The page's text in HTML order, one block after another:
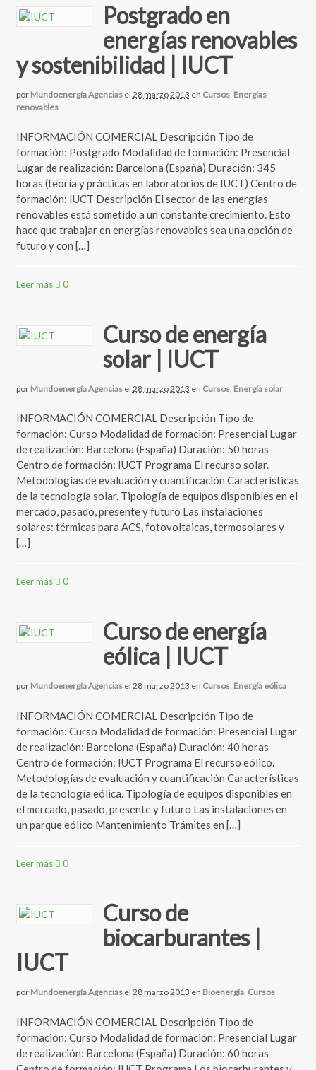
Postgrado en
energías renovables
y sostenibilidad | IUCT
por Mundoenergía Agencias el 28 marzo 2013 en Cursos, Energías
renovables
INFORMACIÓN COMERCIAL Descripción Tipo de
formación: Postgrado Modalidad de formación: Presencial
Lugar de realización: Barcelona (España) Duración: 345
horas (teoría y prácticas en laboratorios de IUCT) Centro de
formación: IUCT Descripción El sector de las energías
renovables está sometido a un constante crecimiento. Esto
hace que trabajar en energías renovables sea una opción de
futuro y con […]
Leer más 0
Curso de energía
solar | IUCT
por Mundoenergía Agencias el 28 marzo 2013 en Cursos, Energía solar
INFORMACIÓN COMERCIAL Descripción Tipo de
formación: Curso Modalidad de formación: Presencial Lugar
de realización: Barcelona (España) Duración: 50 horas
Centro de formación: IUCT Programa El recurso solar.
Metodologías de evaluación y cuantificación Características
de la tecnología solar. Tipología de equipos disponibles en el
mercado, pasado, presente y futuro Las instalaciones
solares: térmicas para ACS, fotovoltaicas, termosolares y
[…]
Leer más 0
Curso de energía
eólica | IUCT
por Mundoenergía Agencias el 28 marzo 2013 en Cursos, Energía eólica
INFORMACIÓN COMERCIAL Descripción Tipo de
formación: Curso Modalidad de formación: Presencial Lugar
de realización: Barcelona (España) Duración: 40 horas
Centro de formación: IUCT Programa El recurso eólico.
Metodologías de evaluación y cuantificación Características
de la tecnología eólica. Tipología de equipos disponibles en
el mercado, pasado, presente y futuro Las instalaciones en
un parque eólico Mantenimiento Trámites en […]
Leer más 0
Curso de
biocarburantes |
IUCT
por Mundoenergía Agencias el 28 marzo 2013 en Bioenergía, Cursos
INFORMACIÓN COMERCIAL Descripción Tipo de
formación: Curso Modalidad de formación: Presencial Lugar
de realización: Barcelona (España) Duración: 60 horas